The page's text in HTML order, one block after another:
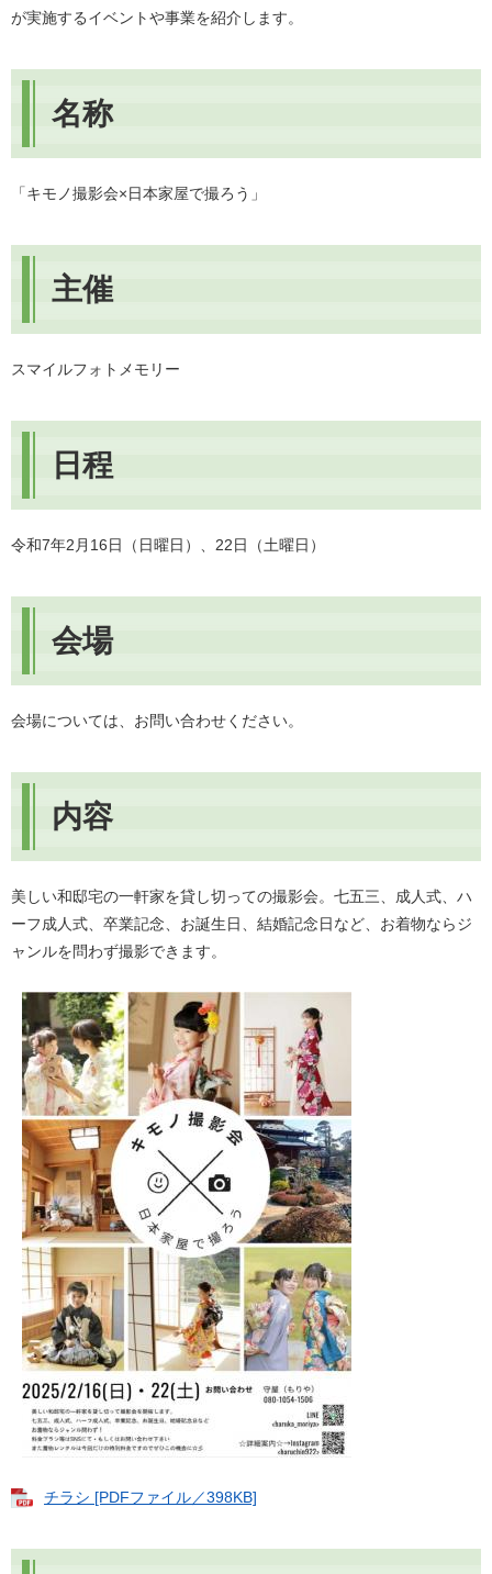
が実施するイベントや事業を紹介します。
名称
「キモノ撮影会×日本家屋で撮ろう」
主催
スマイルフォトメモリー
日程
令和7年2月16日（日曜日）、22日（土曜日）
会場
会場については、お問い合わせください。
内容
美しい和邸宅の一軒家を貸し切っての撮影会。七五三、成人式、ハ
ーフ成人式、卒業記念、お誕生日、結婚記念日など、お着物ならジ
ャンルを問わず撮影できます。
チラシ [PDFファイル／398KB]